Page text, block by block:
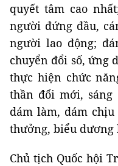
quyết tâm cao
người đứng đầu,
người lao động;
chuyển đổi số, ứng
thực hiện chức
thần đổi mới, sáng
dám làm, dám
thưởng, biểu dương
Chủ tịch Quốc hội